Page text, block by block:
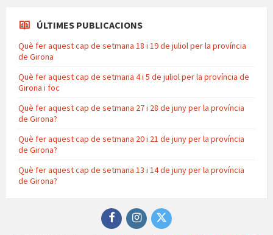
ÚLTIMES PUBLICACIONS
Què fer aquest cap de setmana 18 i 19 de juliol per la província
de Girona
Què fer aquest cap de setmana 4 i 5 de juliol per la província de
Girona i foc
Què fer aquest cap de setmana 27 i 28 de juny per la província
de Girona?
Què fer aquest cap de setmana 20 i 21 de juny per la província
de Girona?
Què fer aquest cap de setmana 13 i 14 de juny per la província
de Girona?
FacebookInstagramTwitter